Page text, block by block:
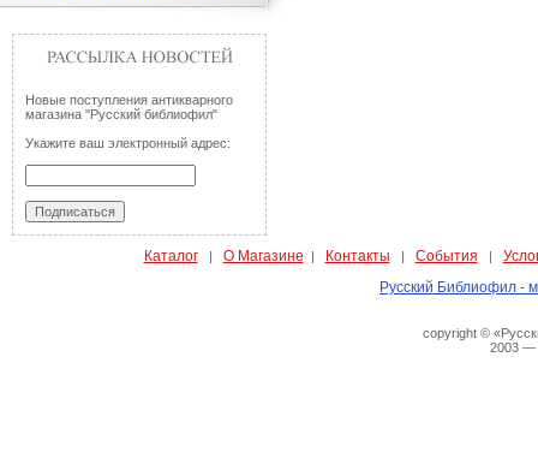
Новые поступления антикварного
магазина "Русский библиофил"
Укажите ваш электронный адрес:
Каталог| О Магазине | Контакты | События |
Русский Библиофил -
copyright ©
2003 —